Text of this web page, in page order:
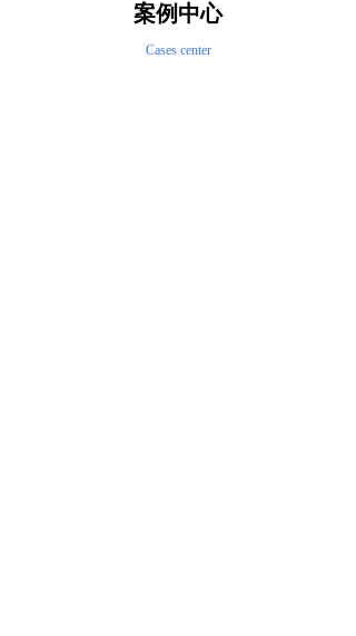
案例中心
Cases center